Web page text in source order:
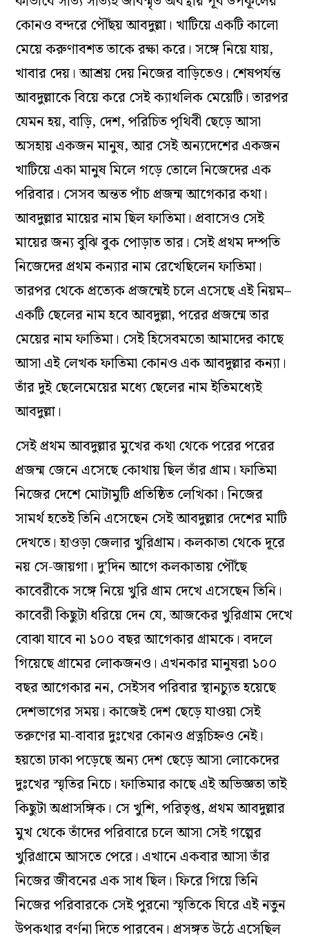
কোনও বন্দরে পৌঁছয় আবদুল্লা। খাটিয়ে একটি কালো
মেয়ে করুণাবশত তাকে রক্ষা করে। সঙ্গে নিয়ে যায়,
খাবার দেয়। আশ্রয় দেয় নিজের বাড়িতেও। শেষপর্যন্ত
আবদুল্লাকে বিয়ে করে সেই ক্যাথলিক মেয়েটি। তারপর
যেমন হয়, বাড়ি, দেশ, পরিচিত পৃথিবী ছেড়ে আসা
অসহায় একজন মানুষ, আর সেই অন্যদেশের একজন
খাটিয়ে একা মানুষ মিলে গড়ে তোলে নিজেদের এক
পরিবার। সেসব অন্তত পাঁচ প্রজন্ম আগেকার কথা।
আবদুল্লার মায়ের নাম ছিল ফাতিমা। প্রবাসেও সেই
মায়ের জন্য বুঝি বুক পোড়াত তার। সেই প্রথম দম্পতি
নিজেদের প্রথম কন্যার নাম রেখেছিলেন ফাতিমা।
তারপর থেকে প্রত্যেক প্রজন্মেই চলে এসেছে এই নিয়ম–
একটি ছেলের নাম হবে আবদুল্লা, পরের প্রজন্মে তার
মেয়ের নাম ফাতিমা। সেই হিসেবমতো আমাদের কাছে
আসা এই লেখক ফাতিমা কোনও এক আবদুল্লার কন্যা।
তাঁর দুই ছেলেমেয়ের মধ্যে ছেলের নাম ইতিমধ্যেই
আবদুল্লা।
সেই প্রথম আবদুল্লার মুখের কথা থেকে পরের পরের
প্রজন্ম জেনে এসেছে কোথায় ছিল তাঁর গ্রাম। ফাতিমা
নিজের দেশে মোটামুটি প্রতিষ্ঠিত লেখিকা। নিজের
সামর্থ হতেই তিনি এসেছেন সেই আবদুল্লার দেশের মাটি
দেখতে। হাওড়া জেলার খুরিগ্রাম। কলকাতা থেকে দূরে
নয় সে-জায়গা। দু’দিন আগে কলকাতায় পৌঁছে
কাবেরীকে সঙ্গে নিয়ে খুরি গ্রাম দেখে এসেছেন তিনি।
কাবেরী কিছুটা ধরিয়ে দেন যে, আজকের খুরিগ্রাম দেখে
বোঝা যাবে না ১০০ বছর আগেকার গ্রামকে। বদলে
গিয়েছে গ্রামের লোকজনও। এখনকার মানুষরা ১০০
বছর আগেকার নন, সেইসব পরিবার স্থানচ্যুত হয়েছে
দেশভাগের সময়। কাজেই দেশ ছেড়ে যাওয়া সেই
তরুণের মা-বাবার দুঃখের কোনও প্রত্নচিহ্নও নেই।
হয়তো ঢাকা পড়েছে অন্য দেশ ছেড়ে আসা লোকেদের
দুঃখের স্মৃতির নিচে। ফাতিমার কাছে এই অভিজ্ঞতা তাই
কিছুটা অপ্রাসঙ্গিক। সে খুশি, পরিতৃপ্ত, প্রথম আবদুল্লার
মুখ থেকে তাঁদের পরিবারে চলে আসা সেই গল্পের
খুরিগ্রামে আসতে পেরে। এখানে একবার আসা তাঁর
নিজের জীবনের এক সাধ ছিল। ফিরে গিয়ে তিনি
নিজের পরিবারকে সেই পুরনো স্মৃতিকে ঘিরে এই নতুন
উপকথার বর্ণনা দিতে পারবেন। প্রসঙ্গত উঠে এসেছিল